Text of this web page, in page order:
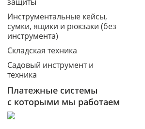
Инструментальные кейсы,
сумки, ящики и рюкзаки (без
инструмента)
Складская техника
Садовый инструмент и
техника
Платежные системы
с которыми мы работаем